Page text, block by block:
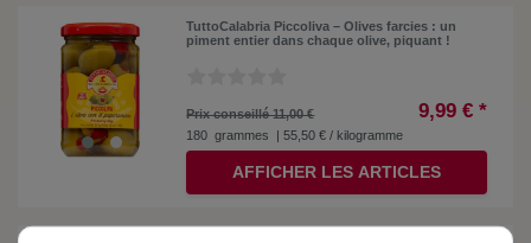
TuttoCalabria Piccoliva – Olives farcies : un
piment entier dans chaque olive, piquant !
Prix conseillé 11,00 € 9,99 € *
180 grammes | 55,50 € / kilogramme
AFFICHER LES ARTICLES